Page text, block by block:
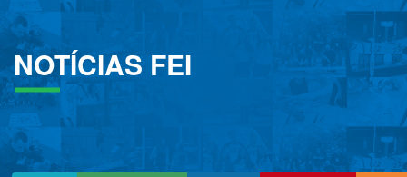
NOTÍCIAS FEI